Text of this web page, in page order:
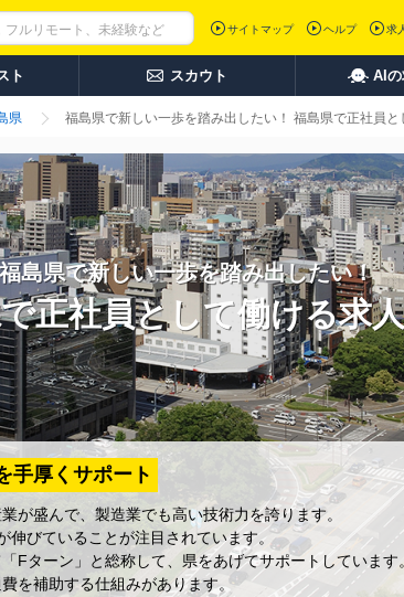
サイトマップ ヘルプ 求
ト スカウト AIの
県 福島県で新しい一歩を踏み出したい！ 福島県で正社員
福島県で新しい一歩を踏み出したい！
正社員として働ける求
手厚くサポート
が盛んで、製造業でも高い技術力を誇ります。
伸びていることが注目されています。
Fターン」と総称して、県をあげてサポートしていま
を補助する仕組みがあります。